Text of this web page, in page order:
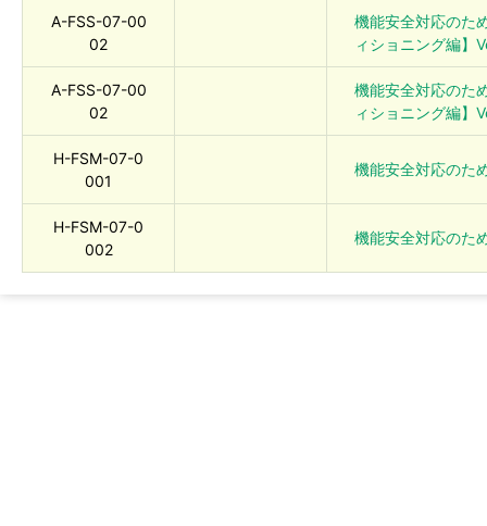
A-FSS-07-00
02
機能安全対応のた
ィショニング編】
A-FSS-07-00
02
機能安全対応のた
ィショニング編】
H-FSM-07-0
001
機能安全対応のた
H-FSM-07-0
002
機能安全対応のた